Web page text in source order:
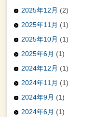
2025年12月 (2)
2025年11月 (1)
2025年10月 (1)
2025年6月 (1)
2024年12月 (1)
2024年11月 (1)
2024年9月 (1)
2024年6月 (1)